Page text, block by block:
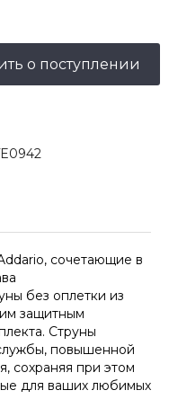
о поступлении
сочетающие в
без оплетки из
защитным
Струны
повышенной
сохраняя при этом
для ваших любимых